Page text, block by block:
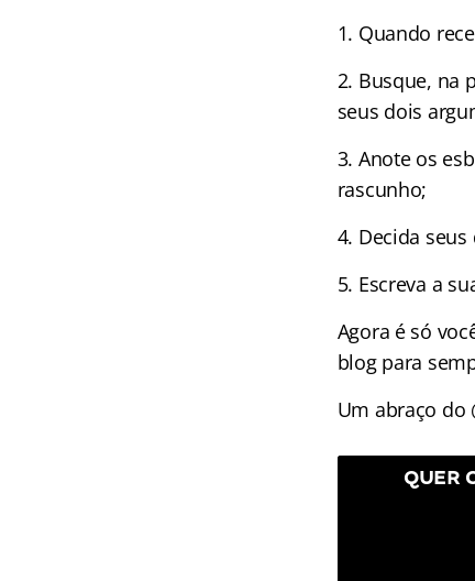
1. Quando
2. Busque, na
seus dois
3. Anote os
rascunho;
4. Decida
5. Escreva a
Agora é só
blog para
Um abraço do
QUER